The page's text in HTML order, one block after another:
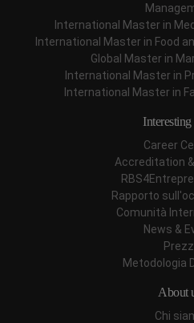
International Master in
International Master in Food
Global Master in
International Master in
International Master in
Career
Accreditation
Rapporto
Comunità
News &
Metodologia
About
Chi